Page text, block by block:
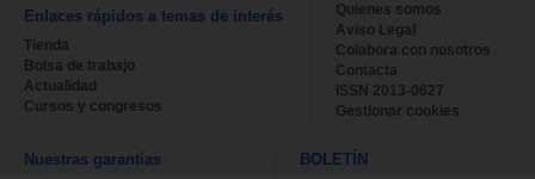
Enlaces rápidos a temas de interés
Tienda
Bolsa de trabajo
Actualidad
Cursos y congresos
Quienes somos
Aviso Legal
Colabora con nosotros
Contacta
ISSN 2013-0627
Gestionar cookies
Nuestras garantías BOLETÍN